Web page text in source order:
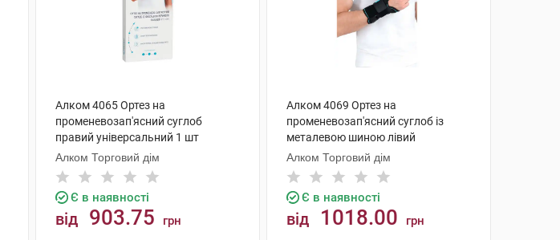
Алком 4065 Ортез на
променевозап'ясний суглоб
правий універсальний 1 шт
Алком Торговий дім
Є в наявності
від 903.75 грн
Алком 4069 Ортез на
променевозап'ясний суглоб із
металевою шиною лівий
універсальний 1 шт
Алком Торговий дім
Є в наявності
від 1018.00 грн